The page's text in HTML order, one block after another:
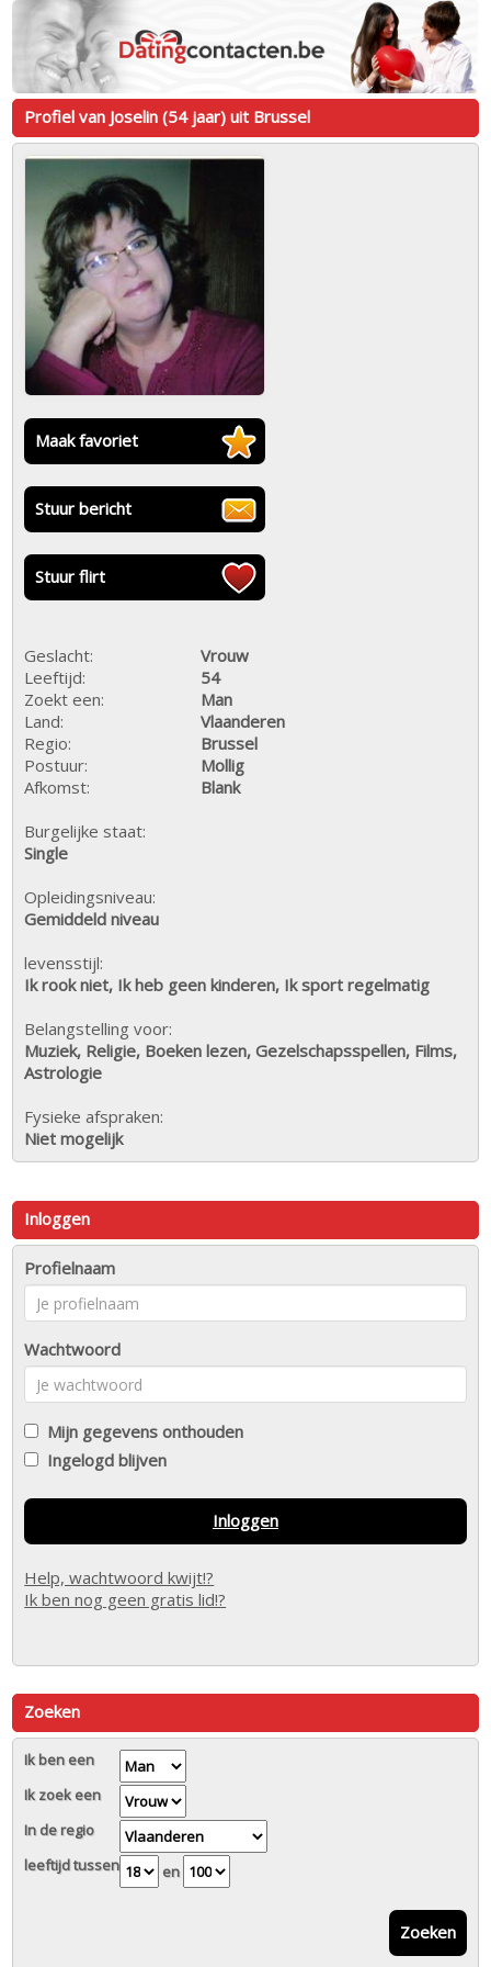
Profiel van Joselin (54 jaar) uit Brussel
Maak favoriet
Stuur bericht
Stuur flirt
Geslacht:
Vrouw
Leeftijd:
54
Zoekt een:
Man
Land:
Vlaanderen
Regio:
Brussel
Postuur:
Mollig
Afkomst:
Blank
Burgelijke staat:
Single
Opleidingsniveau:
Gemiddeld niveau
levensstijl:
Ik rook niet, Ik heb geen kinderen, Ik sport regelmatig
Belangstelling voor:
Muziek, Religie, Boeken lezen, Gezelschapsspellen, Films,
Astrologie
Fysieke afspraken:
Niet mogelijk
Inloggen
Profielnaam
Wachtwoord
Mijn gegevens onthouden
Ingelogd blijven
Inloggen
Help, wachtwoord kwijt!?
Ik ben nog geen gratis lid!?
Zoeken
Ik ben een
Ik zoek een
In de regio
leeftijd tussen
en
Zoeken